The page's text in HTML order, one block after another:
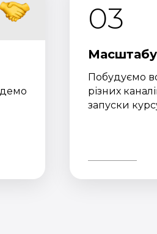
03
Побудуємо
різних
запуски